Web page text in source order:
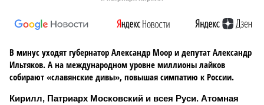
В минус уходят губернатор Александр Моор и депутат Александр
Ильтяков. А на международном уровне миллионы лайков
собирают «славянские дивы», повышая симпатию к России.
Кирилл, Патриарх Московский и всея Руси. Атомная